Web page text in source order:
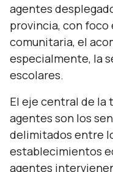
agentes
provincia, con foco
comunitaria, el
especialmente, la
escolares.
El eje central de la
agentes son los
delimitados entre
establecimientos
agentes